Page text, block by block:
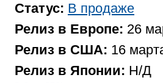
Статус: В продаже
Релиз в Европе: 26
Релиз в США: 16
Релиз в Японии: Н/Д